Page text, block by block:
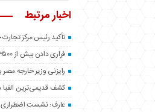
اخبار مرتبط
تأکید رئیس مرکز
فراری دادن بیش از ۳۵۰۰ زندانی از زندان‌های حمص و دمشق به دست مخالفان سوری
رایزنی وزیر خارجه
کشف قدیمی‌ترین الفبا
عارف: نشست اضطراری